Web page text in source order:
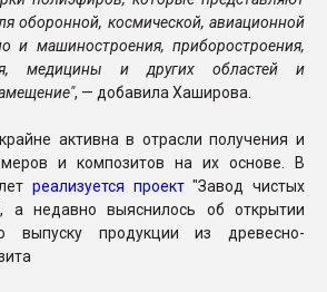
оборонной, космической, авиационной
и машиностроения, приборостроения,
медицины и других областей и
, — добавила Хаширова.
активна в отрасли получения и
и композитов на их основе. В
реализуется проект"Завод чистых
а недавно выяснилось об открытии
выпуску продукции из древесно-